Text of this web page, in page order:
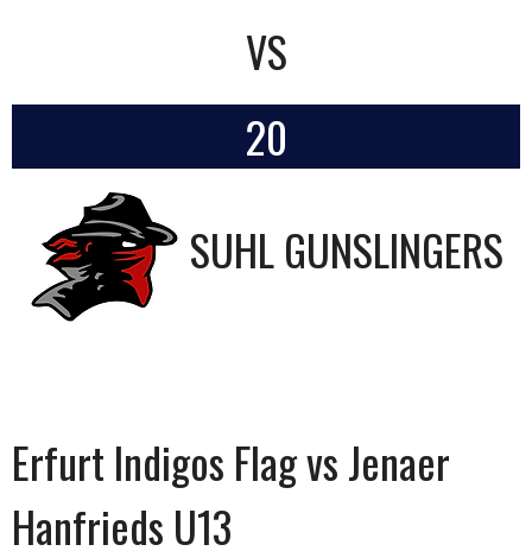
VS
20
SUHL GUNSLINGERS
Erfurt Indigos Flag vs Jenaer
Hanfrieds U13